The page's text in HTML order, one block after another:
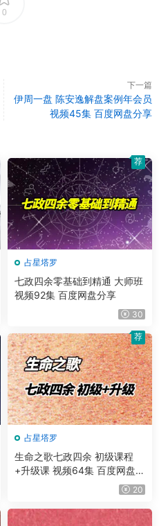
0
下一篇
伊周一盘 陈安逸解盘案例年会员
视频45集 百度网盘分享
占星塔罗
七政四余零基础到精通 大师班
视频92集 百度网盘分享
30
荐
占星塔罗
生命之歌七政四余 初级课程
+升级课 视频64集 百度网盘分
20
荐